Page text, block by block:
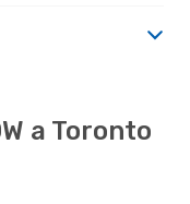
a Toronto